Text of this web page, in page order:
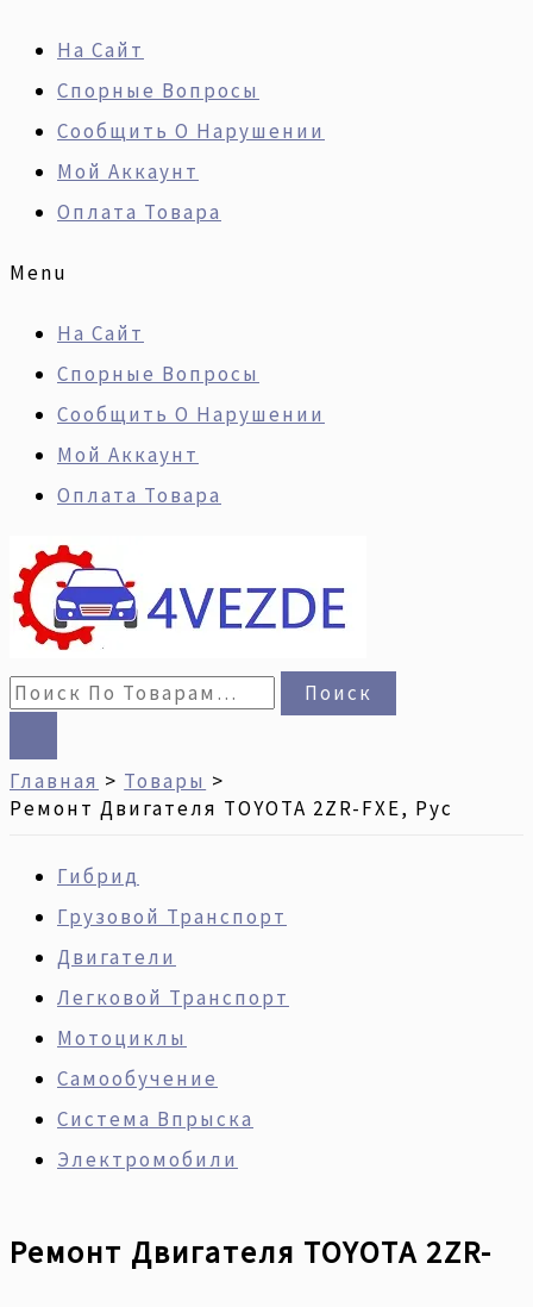
Содержимому
На Сайт
Спорные Вопросы
Сообщить О Нарушении
Мой Аккаунт
Оплата Товара
Menu
На Сайт
Спорные Вопросы
Сообщить О Нарушении
Мой Аккаунт
Оплата Товара
Поиск
Главная
Товары
Ремонт Двигателя TOYOTA 2ZR-FXE, Рус
Гибрид
Грузовой Транспорт
Двигатели
Легковой Транспорт
Мотоциклы
Самообучение
Система Впрыска
Электромобили
Ремонт Двигателя TOYOTA 2ZR-
Товара
Ремонт
Двигателя
TOYOTA
2ZR-
FXE,